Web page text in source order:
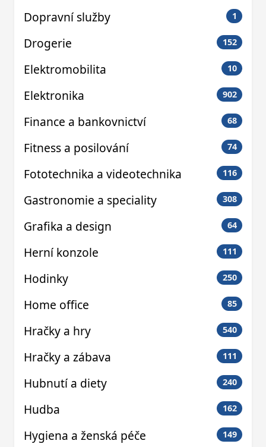
Dopravní služby 1
Drogerie 152
Elektromobilita 10
Elektronika 902
Finance a bankovnictví 68
Fitness a posilování 74
Fototechnika a videotechnika 116
Gastronomie a speciality 308
Grafika a design 64
Herní konzole 111
Hodinky 250
Home office 85
Hračky a hry 540
Hračky a zábava 111
Hubnutí a diety 240
Hudba 162
Hygiena a ženská péče 149